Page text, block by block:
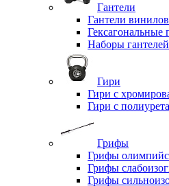
Гантели
Гантели
Гексагональные
Наборы гантелей
Гири
Гири с
Гири с
Грифы
Грифы
Грифы
Грифы